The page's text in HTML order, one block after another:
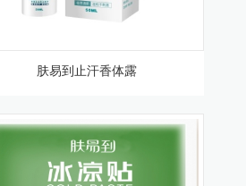
肤易到止汗香体露